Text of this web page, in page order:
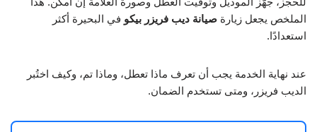
الملخص يجعل زيارة صيانة ديب فريزر بيكو في البحيرة أكثر
استعدادًا.
عند نهاية الخدمة يجب أن تعرف ماذا تعطل، وماذا تم، وكيف اختُبر
الديب فريزر، ومتى تستخدم الضمان.